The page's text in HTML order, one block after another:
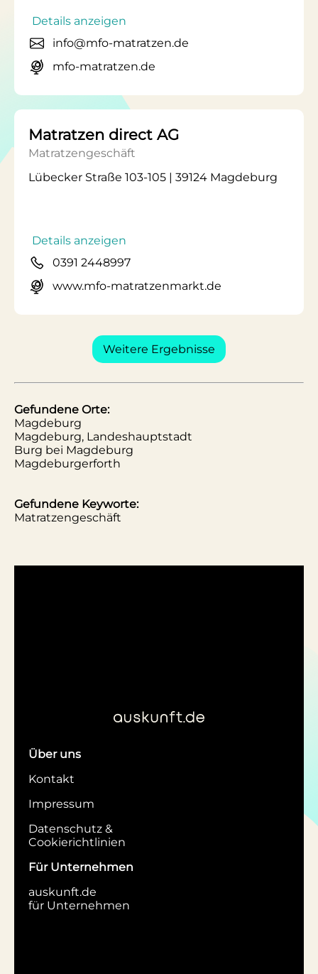
Details anzeigen
info@mfo-matratzen.de
mfo-matratzen.de
Matratzen direct AG
Matratzengeschäft
Lübecker Straße 103-105 | 39124 Magdeburg
Details anzeigen
0391 2448997
www.mfo-matratzenmarkt.de
Weitere Ergebnisse
Gefundene Orte:
Magdeburg
Magdeburg, Landeshauptstadt
Burg bei Magdeburg
Magdeburgerforth
Gefundene Keyworte:
Matratzengeschäft
Über uns
Kontakt
Impressum
Datenschutz &
Cookierichtlinien
Für Unternehmen
auskunft.de
für Unternehmen